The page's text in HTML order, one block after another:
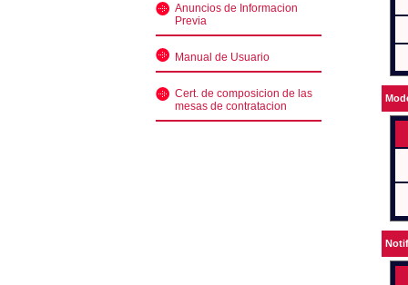
Anuncios de Informacion
Previa
Manual de Usuario
Cert. de composicion de las
mesas de contratacion